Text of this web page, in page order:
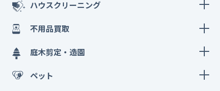
ハウスクリーニング
不用品買取
庭木剪定・造園
ペット